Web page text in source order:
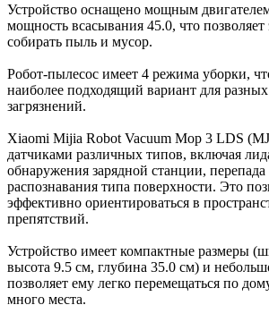
Устройство оснащено мощным
мощность всасывания 45.0, что
собирать пыль и мусор.
Робот-пылесос имеет 4 режима уборки,
наиболее подходящий вариант для
загрязнений.
Xiaomi Mijia Robot Vacuum Mop 3 LDS
датчиками различных типов, включая
обнаружения зарядной станции,
распознавания типа поверхности. Это
эффективно ориентироваться в
препятствий.
Устройство имеет компактные размеры
высота 9.5 см, глубина 35.0 см) и
позволяет ему легко перемещаться по
много места.